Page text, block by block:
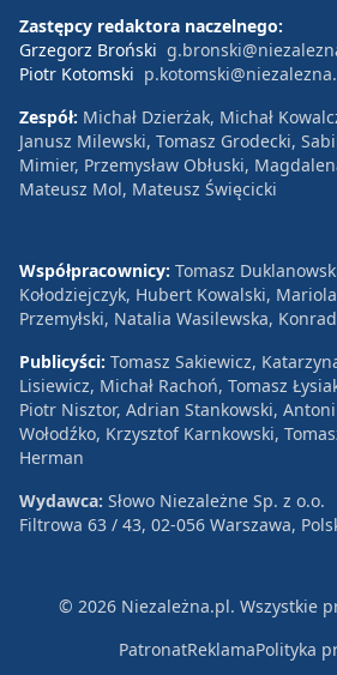
Zastępcy redaktora naczelnego:
Grzegorz Broński
Piotr Kotomski
Zespół: Michał Dzierżak, Michał
Janusz Milewski, Tomasz Grodecki,
Mimier, Przemysław Obłuski,
Mateusz Mol, Mateusz Święcicki
Współpracownicy: Tomasz
Kołodziejczyk, Hubert Kowalski,
Przemyłski, Natalia Wasilewska,
Publicyści: Tomasz Sakiewicz,
Lisiewicz, Michał Rachoń, Tomasz
Piotr Nisztor, Adrian Stankowski,
Wołodźko, Krzysztof Karnkowski,
Herman
Wydawca: Słowo Niezależne Sp. z o.o.
Filtrowa 63 / 43, 02-056 Warszawa,
© 2026 Niezależna.pl. Wszystkie
PatronatReklamaPolityka